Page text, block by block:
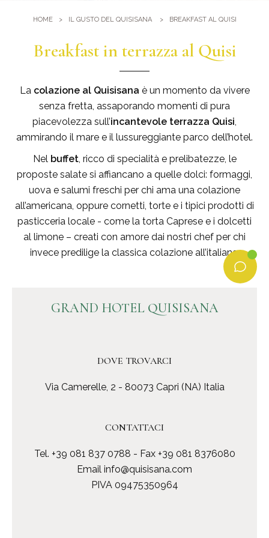
Sauna e Bagno turco
Dove Siamo
Eventi e Meeting
Sposarsi al Quisisana
Leaders Club
Blog
Dicono di noi
HOME IL GUSTO DEL QUISISANA BREAKFAST AL QUISI
Breakfast in terrazza al Quisi
La colazione al Quisisana è un momento da vivere
senza fretta, assaporando momenti di pura
piacevolezza sull’incantevole terrazza Quisi
ammirando il mare e il lussureggiante parco dell’hotel.
Nel buffet, ricco di specialità e prelibatezze, le
proposte salate si affiancano a quelle dolci: formaggi,
uova e salumi freschi per chi ama una colazione
all’americana, oppure cornetti, torte e i tipici prodotti di
pasticceria locale - come la torta Caprese e i dolcetti
al limone – creati con amore dai nostri chef per chi
invece predilige la classica colazione all’italiana.
GRAND HOTEL QUISISANA
DOVE TROVARCI
Via Camerelle, 2 - 80073 Capri (NA) Italia
CONTATTACI
Tel. +39 081 837 0788 - Fax +39 081 8376080
Email info@quisisana.com
PIVA 09475350964